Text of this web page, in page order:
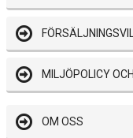
MILJÖPOLICY
OM OSS